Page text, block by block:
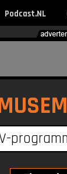
Podcast.NL